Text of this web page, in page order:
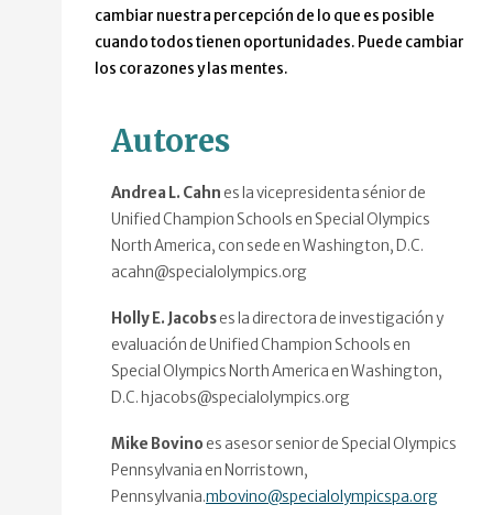
cambiar nuestra percepción de lo que es posible
cuando todos tienen oportunidades. Puede cambiar
los corazones y las mentes.
Autores
Andrea L. Cahn es la vicepresidenta sénior de
Unified Champion Schools en Special Olympics
North America, con sede en Washington, D.C.
acahn@specialolympics.org
Holly E. Jacobses la directora de investigación y
evaluación de Unified Champion Schools en
Special Olympics North America en Washington,
D.C. hjacobs@specialolympics.org
Mike Bovino es asesor senior de Special Olympics
Pennsylvania en Norristown,
Pennsylvania.mbovino@specialolympicspa.org